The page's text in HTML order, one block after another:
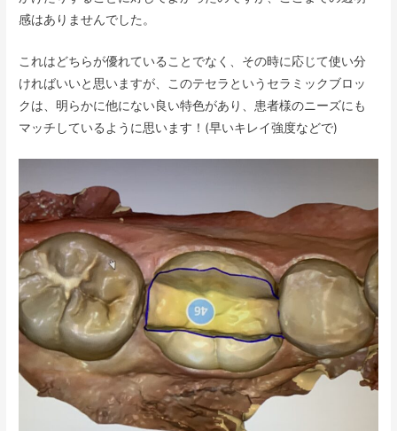
感はありませんでした。
これはどちらが優れていることでなく、その時に応じて使い分
ければいいと思いますが、このテセラというセラミックブロッ
クは、明らかに他にない良い特色があり、患者様のニーズにも
マッチしているように思います！(早いキレイ強度などで)